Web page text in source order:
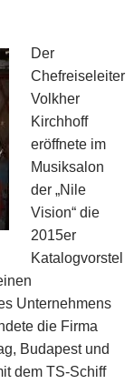
Der
Chefreiseleiter
Volkher
Kirchhoff
eröffnete im
Musiksalon
der „Nile
Vision“ die
2015er
Katalogvorstel
Unternehmens
die Firma
Budapest und
dem TS-Schiff